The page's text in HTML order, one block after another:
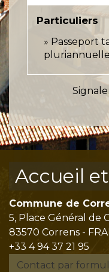
Particuliers
Passeport
Accueil
Commune de
5, Place Général de
83570 Correns -
+33 4 94 37 21 95
Contact par